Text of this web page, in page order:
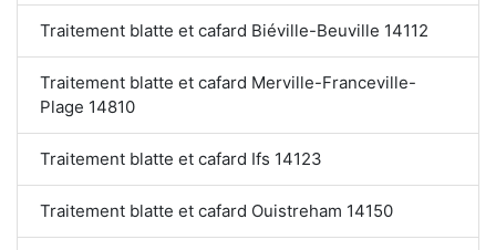
Traitement blatte et cafard Biéville-Beuville 14112
Traitement blatte et cafard Merville-Franceville-
Plage 14810
Traitement blatte et cafard Ifs 14123
Traitement blatte et cafard Ouistreham 14150